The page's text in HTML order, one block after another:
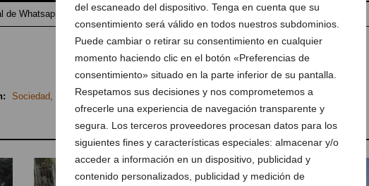
del escaneado del dispositivo. Tenga en cuenta que su
consentimiento será válido en todos nuestros subdominios.
Puede cambiar o retirar su consentimiento en cualquier
momento haciendo clic en el botón «Preferencias de
consentimiento» situado en la parte inferior de su pantalla.
Respetamos sus decisiones y nos comprometemos a
ofrecerle una experiencia de navegación transparente y
segura. Los terceros proveedores procesan datos para los
siguientes fines y características especiales: almacenar y/o
acceder a información en un dispositivo, publicidad y
contenido personalizados, publicidad y medición de
de Whatsapp Anúnciate en javea.com Envía tu noticia
Sociedad, Educación,Empleo,CREAMA,Cursos de formación